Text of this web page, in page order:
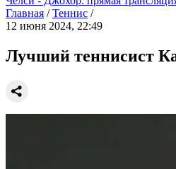
Главная / Теннис /
12 июня 2024, 22:49
Лучший теннисист